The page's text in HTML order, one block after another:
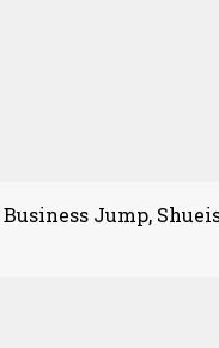
Business Jump,